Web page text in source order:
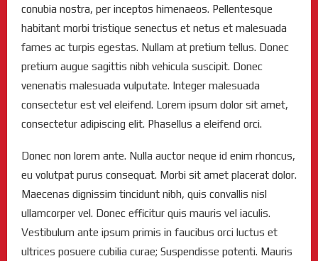
conubia nostra, per inceptos himenaeos. Pellentesque
habitant morbi tristique senectus et netus et malesuada
fames ac turpis egestas. Nullam at pretium tellus. Donec
pretium augue sagittis nibh vehicula suscipit. Donec
venenatis malesuada vulputate. Integer malesuada
consectetur est vel eleifend. Lorem ipsum dolor sit amet,
consectetur adipiscing elit. Phasellus a eleifend orci.
Donec non lorem ante. Nulla auctor neque id enim rhoncus,
eu volutpat purus consequat. Morbi sit amet placerat dolor.
Maecenas dignissim tincidunt nibh, quis convallis nisl
ullamcorper vel. Donec efficitur quis mauris vel iaculis.
Vestibulum ante ipsum primis in faucibus orci luctus et
ultrices posuere cubilia curae; Suspendisse potenti. Mauris